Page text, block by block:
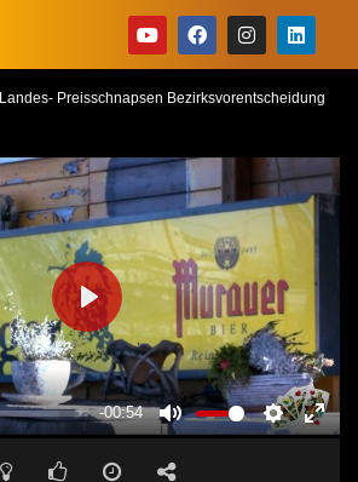
Landes- Preisschnapsen Bezirksvorentscheidung
-00:54
MUTE SETTINGS
PLAY